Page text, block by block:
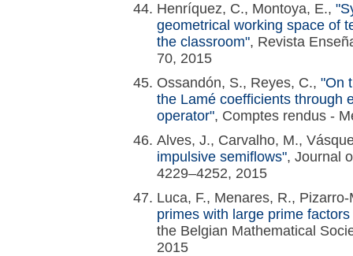
Henríquez, C., Montoya, E.,
geometrical working space of
the classroom", Revista
70, 2015
Ossandón, S., Reyes, C., "On
the Lamé coefficients through
operator", Comptes rendus -
Alves, J., Carvalho, M.,
impulsive semiflows", Journal
4229–4252, 2015
Luca, F., Menares, R.,
primes with large prime
the Belgian Mathematical
2015